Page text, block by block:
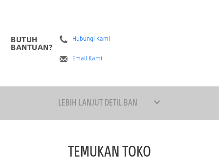
BUTUH
BANTUAN?
Hubungi Kami
Email Kami
LEBIH LANJUT DETIL BAN
TEMUKAN TOKO